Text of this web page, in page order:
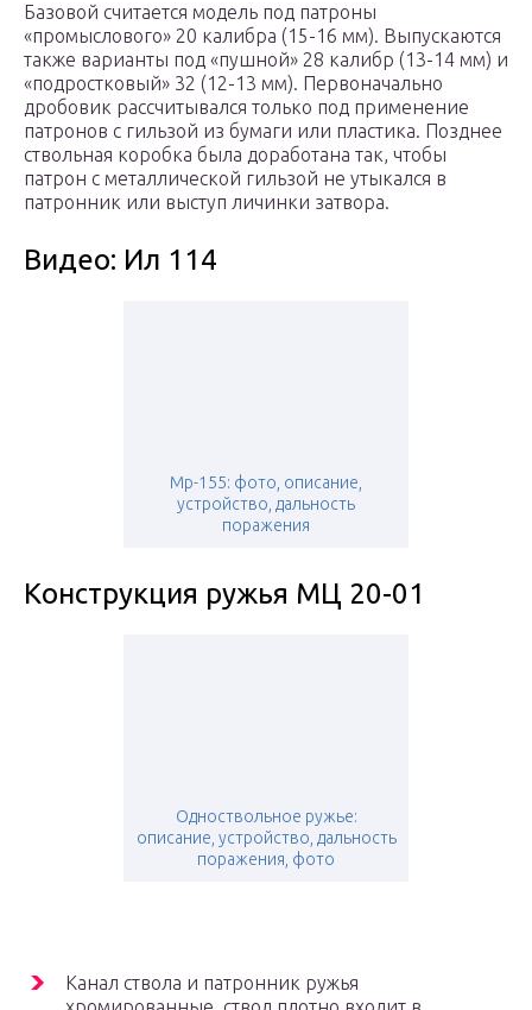
Базовой считается модель под патроны
«промыслового» 20 калибра (15-16 мм). Выпускаются
также варианты под «пушной» 28 калибр (13-14 мм) и
«подростковый» 32 (12-13 мм). Первоначально
дробовик рассчитывался только под применение
патронов с гильзой из бумаги или пластика. Позднее
ствольная коробка была доработана так, чтобы
патрон с металлической гильзой не утыкался в
патронник или выступ личинки затвора.
Видео: Ил 114
Мр-155: фото, описание,
устройство, дальность
поражения
Конструкция ружья МЦ 20-01
Одноствольное ружье:
описание, устройство, дальность
поражения, фото
Канал ствола и патронник ружья